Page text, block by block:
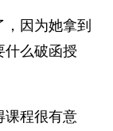
因为她拿到
么破函授
课程很有意